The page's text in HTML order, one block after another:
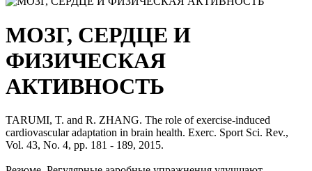
МОЗГ, СЕРДЦЕ И
ФИЗИЧЕСКАЯ
АКТИВНОСТЬ
TARUMI, T. and R. ZHANG. The role of exercise-induced
cardiovascular adaptation in brain health. Exerc. Sport Sci. Rev.,
Vol. 43, No. 4, pp. 181 - 189, 2015.